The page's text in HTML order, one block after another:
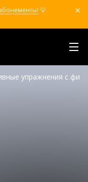
💡
упражнения с